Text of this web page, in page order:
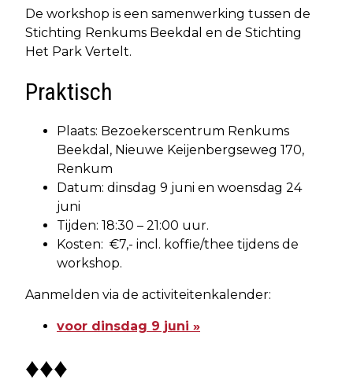
De workshop is een samenwerking tussen de
Stichting Renkums Beekdal en de Stichting
Het Park Vertelt.
Praktisch
Plaats: Bezoekerscentrum Renkums
Beekdal, Nieuwe Keijenbergseweg 170,
Renkum
Datum: dinsdag 9 juni en woensdag 24
juni
Tijden: 18:30 – 21:00 uur.
Kosten: €7,- incl. koffie/thee tijdens de
workshop.
Aanmelden via de activiteitenkalender:
voor dinsdag 9 juni »
♦♦♦